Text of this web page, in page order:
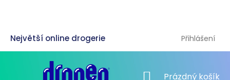
Přihlášení
NÁKUPNÍ KOŠÍK
Prázdný košík